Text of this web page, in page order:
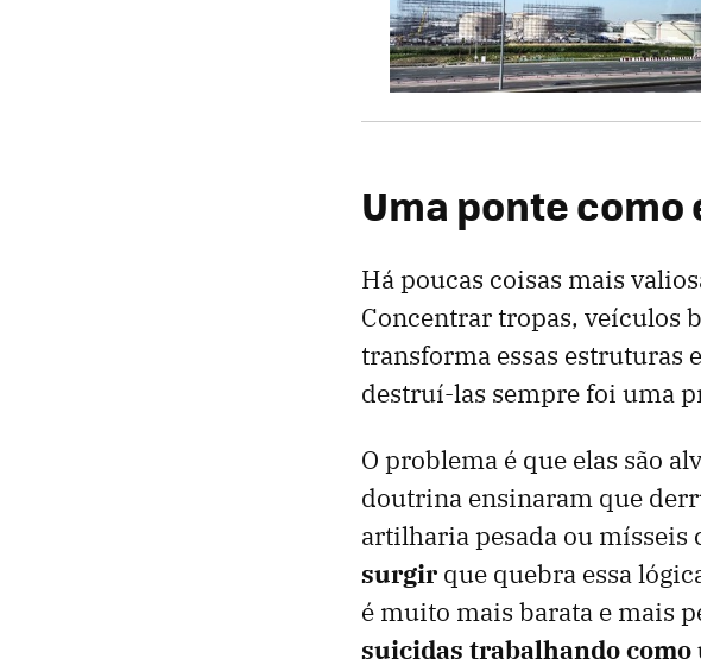
Uma ponte
Há poucas coisas mais
Concentrar tropas, veículos
transforma essas estruturas
destruí-las sempre foi uma
O problema é que elas são
doutrina ensinaram que
artilharia pesada ou mísseis
surgir que quebra essa
é muito mais barata e mais
suicidas trabalhando como